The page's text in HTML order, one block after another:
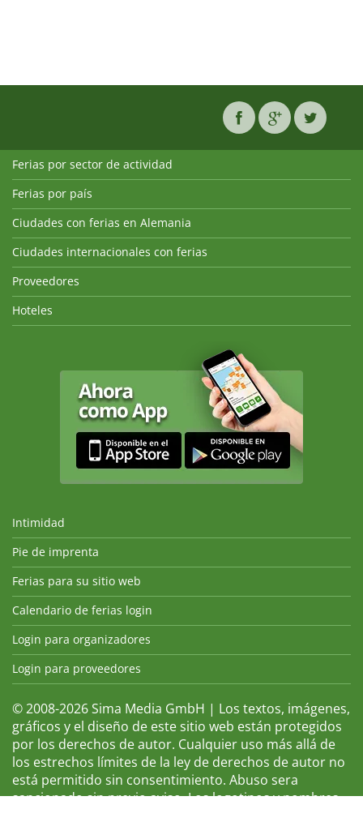
Ferias por sector de actividad
Ferias por país
Ciudades con ferias en Alemania
Ciudades internacionales con ferias
Proveedores
Hoteles
Intimidad
Pie de imprenta
Ferias para su sitio web
Calendario de ferias login
Login para organizadores
Login para proveedores
© 2008-2026 Sima Media GmbH | Los textos, imágenes,
gráficos y el diseño de este sitio web están protegidos
por los derechos de autor. Cualquier uso más allá de
los estrechos límites de la ley de derechos de autor no
está permitido sin consentimiento. Abuso sera
sancionado sin previo aviso. Los logotipos y nombres